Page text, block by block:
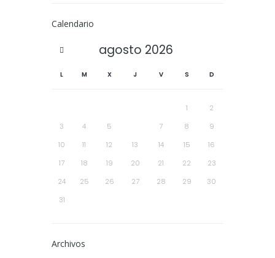
Calendario
agosto 2026
L M X J V S D
1
2
3
4 5 7 8
9
10
11 12 13 14 15
16
17
18 19 20 21 22
23
24
25 26 27 28 29
30
31
Archivos